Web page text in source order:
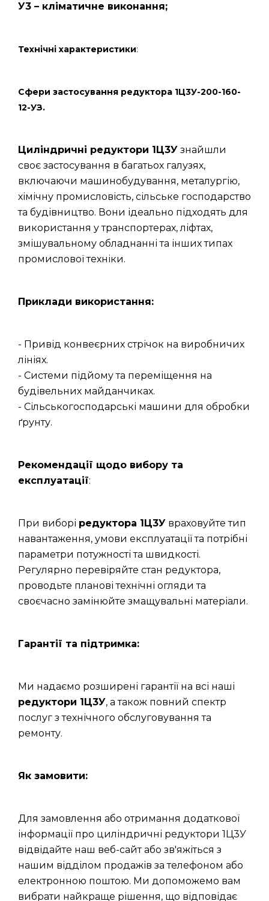
У3 – кліматичне виконання;
Технічні характеристики:
Сфери застосування редуктора 1Ц3У-200-160-
12-УЗ.
Циліндричні редуктори 1Ц3У знайшли
своє застосування в багатьох галузях,
включаючи машинобудування, металургію,
хімічну промисловість, сільське господарство
та будівництво. Вони ідеально підходять для
використання у транспортерах, ліфтах,
змішувальному обладнанні та інших типах
промислової техніки.
Приклади використання:
- Привід конвеєрних стрічок на виробничих
лініях.
- Системи підйому та переміщення на
будівельних майданчиках.
- Сільськогосподарські машини для обробки
ґрунту.
Рекомендації щодо вибору та
експлуатації:
При виборі редуктора 1Ц3У враховуйте тип
навантаження, умови експлуатації та потрібні
параметри потужності та швидкості.
Регулярно перевіряйте стан редуктора,
проводьте планові технічні огляди та
своєчасно замінюйте змащувальні матеріали.
Гарантії та підтримка:
Ми надаємо розширені гарантії на всі наші
редуктори 1Ц3У, а також повний спектр
послуг з технічного обслуговування та
ремонту.
Як замовити:
Для замовлення або отримання додаткової
інформації про циліндричні редуктори 1Ц3У
відвідайте наш веб-сайт або зв'яжіться з
нашим відділом продажів за телефоном або
електронною поштою. Ми допоможемо вам
вибрати найкраще рішення, що відповідає